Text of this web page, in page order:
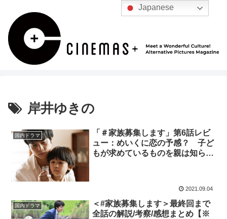
岸井ゆきの
国内ドラマ
「＃家族募集します」第6話レビ
ュー：めいくに恋の予感？ 子ど
もが求めているものを親は知らな
2021.09.04
国内ドラマ
＜#家族募集します＞最終回まで
全話の解説/考察/感想まとめ【※
Japanese